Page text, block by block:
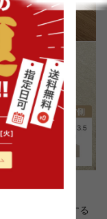
き出し
まとめて収納する